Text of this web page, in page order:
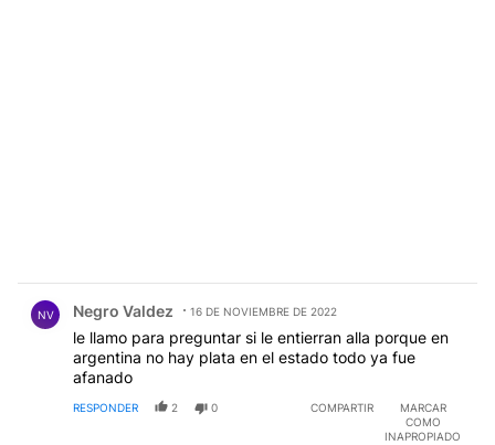
NV Negro Valdez 16 DE NOVIEMBRE DE 2022
le llamo para preguntar si le entierran alla porque en
argentina no hay plata en el estado todo ya fue
afanado
RESPONDER 2 0 COMPARTIR
MARCAR
COMO
INAPROPIADO